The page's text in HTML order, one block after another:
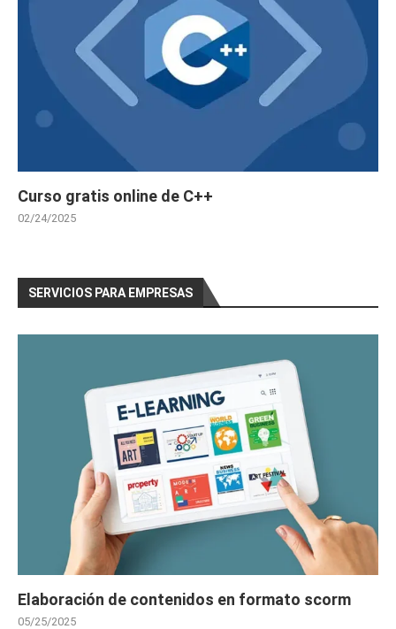
Curso gratis online de C++
02/24/2025
SERVICIOS PARA EMPRESAS
Elaboración de contenidos en formato scorm
05/25/2025